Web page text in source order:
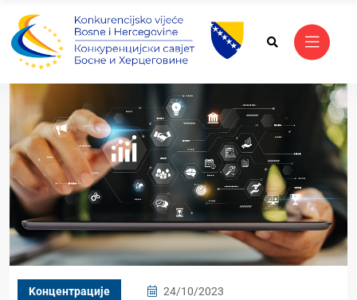
Kонцентрације 24/10/2023